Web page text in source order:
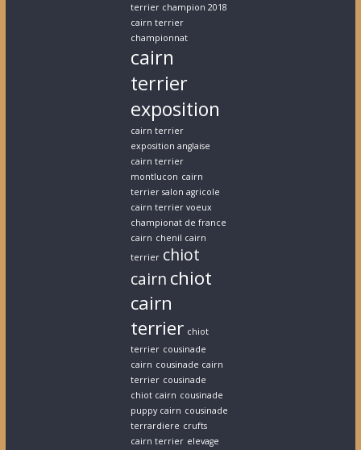
terrier champion 2018
cairn terrier
championnat
cairn
terrier
exposition
cairn terrier
exposition anglaise
cairn terrier
montlucon cairn
terrier salon agricole
cairn terrier voeux
championat de france
cairn chenil cairn
terrier chiot
cairn chiot
cairn
terrier chiot
terrier cousinade
cairn cousinade cairn
terrier cousinade
chiot cairn cousinade
puppy cairn cousinade
terrardiere crufts
cairn terrier elevage